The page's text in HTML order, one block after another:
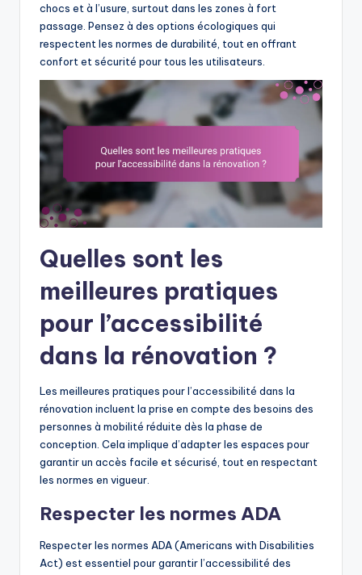
chocs et à l’usure, surtout dans les zones à fort
passage. Pensez à des options écologiques qui
respectent les normes de durabilité, tout en offrant
confort et sécurité pour tous les utilisateurs.
Quelles sont les
meilleures pratiques
pour l’accessibilité
dans la rénovation ?
Les meilleures pratiques pour l’accessibilité dans la
rénovation incluent la prise en compte des besoins des
personnes à mobilité réduite dès la phase de
conception. Cela implique d’adapter les espaces pour
garantir un accès facile et sécurisé, tout en respectant
les normes en vigueur.
Respecter les normes ADA
Respecter les normes ADA (Americans with Disabilities
Act) est essentiel pour garantir l’accessibilité des